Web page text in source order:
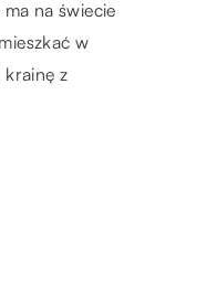
a po późny
na świecie
w
z
jest
temu